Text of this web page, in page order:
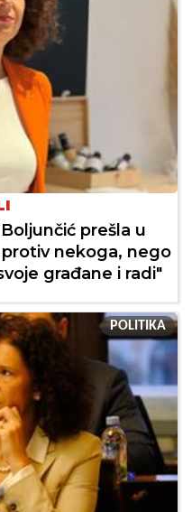
prešla u
nekoga, nego
građane i radi"
POLITIKA